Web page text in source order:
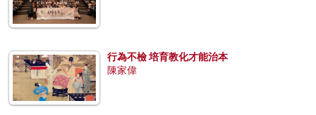
行為不檢 培育教化才能治本
陳家偉